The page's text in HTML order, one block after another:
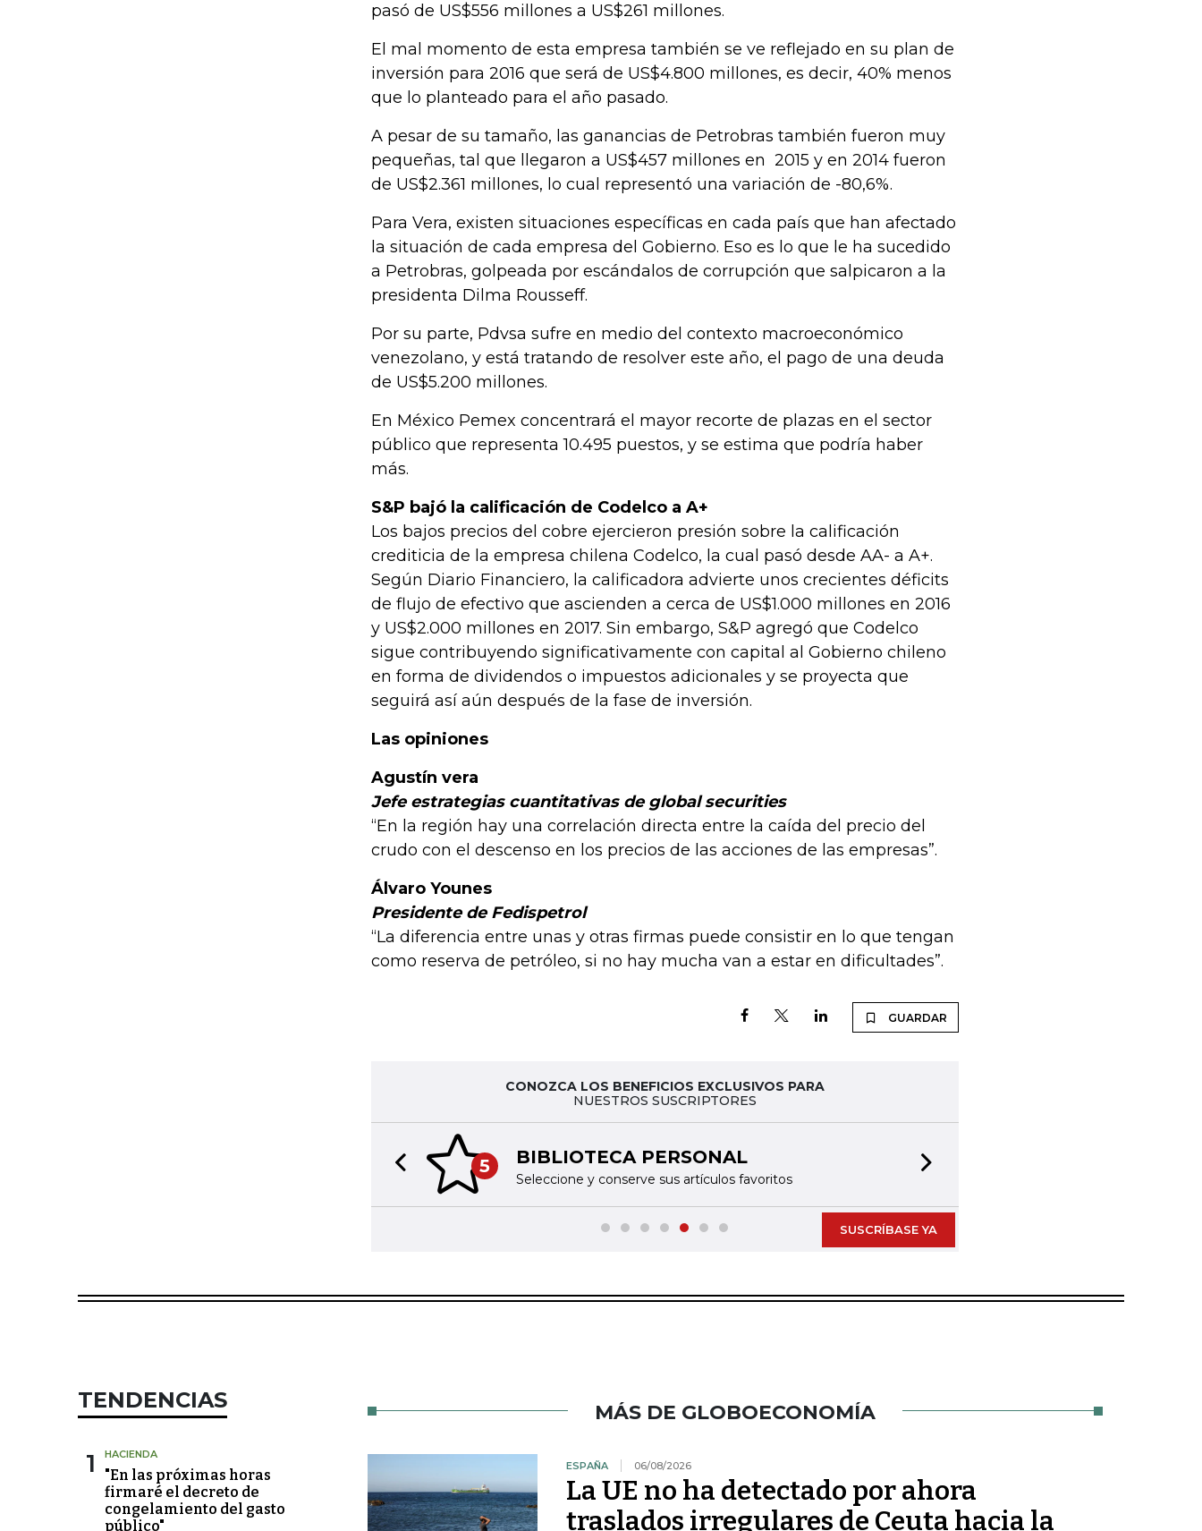
pasó de US$556 millones a US$261 millones.
El mal momento de esta empresa también se ve reflejado en su plan de
inversión para 2016 que será de US$4.800 millones, es decir, 40% menos
que lo planteado para el año pasado.
A pesar de su tamaño, las ganancias de Petrobras también fueron muy
pequeñas, tal que llegaron a US$457 millones en 2015 y en 2014 fueron
de US$2.361 millones, lo cual representó una variación de -80,6%.
Para Vera, existen situaciones específicas en cada país que han afectado
la situación de cada empresa del Gobierno. Eso es lo que le ha sucedido
a Petrobras, golpeada por escándalos de corrupción que salpicaron a la
presidenta Dilma Rousseff.
Por su parte, Pdvsa sufre en medio del contexto macroeconómico
venezolano, y está tratando de resolver este año, el pago de una deuda
de US$5.200 millones.
En México Pemex concentrará el mayor recorte de plazas en el sector
público que representa 10.495 puestos, y se estima que podría haber
más.
S&P bajó la calificación de Codelco a A+
Los bajos precios del cobre ejercieron presión sobre la calificación
crediticia de la empresa chilena Codelco, la cual pasó desde AA- a A+.
Según Diario Financiero, la calificadora advierte unos crecientes déficits
de flujo de efectivo que ascienden a cerca de US$1.000 millones en 2016
y US$2.000 millones en 2017. Sin embargo, S&P agregó que Codelco
sigue contribuyendo significativamente con capital al Gobierno chileno
en forma de dividendos o impuestos adicionales y se proyecta que
seguirá así aún después de la fase de inversión.
Las opiniones
Agustín vera
Jefe estrategias cuantitativas de global securities
“En la región hay una correlación directa entre la caída del precio del
crudo con el descenso en los precios de las acciones de las empresas”.
Álvaro Younes
Presidente de Fedispetrol
“La diferencia entre unas y otras firmas puede consistir en lo que tengan
como reserva de petróleo, si no hay mucha van a estar en dificultades”.
GUARDAR
CONOZCA LOS BENEFICIOS EXCLUSIVOS PARA
NUESTROS SUSCRIPTORES
5 BIBLIOTECA PERSONAL
Seleccione y conserve sus artículos favoritos
Previous slide
SUSCRÍBASE YA
TENDENCIAS
1 HACIENDA
"En las próximas horas
firmaré el decreto de
congelamiento del gasto
público"
MÁS DE GLOBOECONOMÍA
ESPAÑA 06/08/2026
La UE no ha detectado por ahora
traslados irregulares de Ceuta hacia la